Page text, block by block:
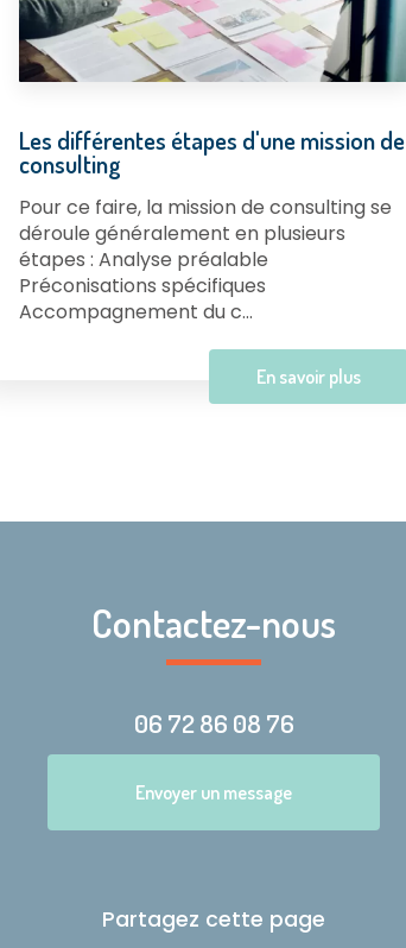
Les différentes étapes d'une mission de
consulting
Pour ce faire, la mission de consulting se
déroule généralement en plusieurs
étapes : Analyse préalable
Préconisations spécifiques
Accompagnement du c...
En savoir plus
Contactez-nous
06 72 86 08 76
Envoyer un message
Partagez cette page